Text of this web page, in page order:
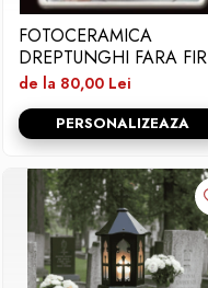
FOTOCERAMICA
DREPTUNGHI FARA FIR
de la 80,00 Lei
PERSONALIZEAZA